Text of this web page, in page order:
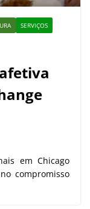
SERVIÇOS
em Chicago
compromisso